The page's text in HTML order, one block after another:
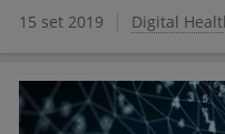
15 set 2019 Digital